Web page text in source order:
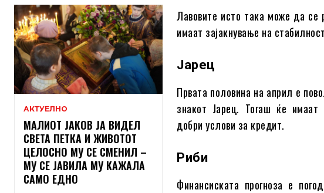
АКТУЕЛНО
МАЛИОТ ЈАКОВ ЈА ВИДЕЛ
СВЕТА ПЕТКА И ЖИВОТОТ
ЦЕЛОСНО МУ СЕ СМЕНИЛ –
МУ СЕ ЈАВИЛА МУ КАЖАЛА
САМО ЕДНО
Лавовите исто така може да се
имаат зајакнување на
Јарец
Првата половина на април е
знакот Јарец. Тогаш ќе
добри услови за кредит.
Риби
Финансиската прогноза е